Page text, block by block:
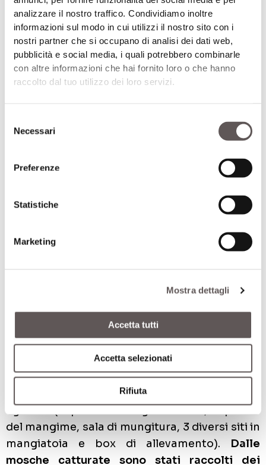
analizzare il nostro traffico. Condividiamo inoltre
informazioni sul modo in cui utilizzi il nostro sito con i
nostri partner che si occupano di analisi dei dati web,
pubblicità e social media, i quali potrebbero combinarle
con altre informazioni che hai fornito loro o che hanno
raccolto dal tuo utilizzo dei loro servizi.
delNecessari
Preferenze
Statistiche
Marketing
Mostra dettagli
Accetta tutti
Accetta selezionati
Rifiuta
I funghi tossigeni portati dalle mosche possono
Produzione di micotossine
Un recente studio (Rangel-Muñoz et al., 2022)
mosche domestiche raccolte da allevamenti
da latte. I ricercatori hanno selezionato 10
aziende di bovine da latte distribuite nella valle
centrale dello Stato di Aguascalientes, in
Messico. Le mosche sono state intrappolate
utilizzando trappole entomologiche con
attrattivo olfattivo in 7 siti di ciascuna azienda
agricola (superficie di taglio del silo, deposito
del mangime, sala di mungitura, 3 diversi siti in
mangiatoia e box di allevamento). Dalle
mosche catturate sono stati raccolti dei